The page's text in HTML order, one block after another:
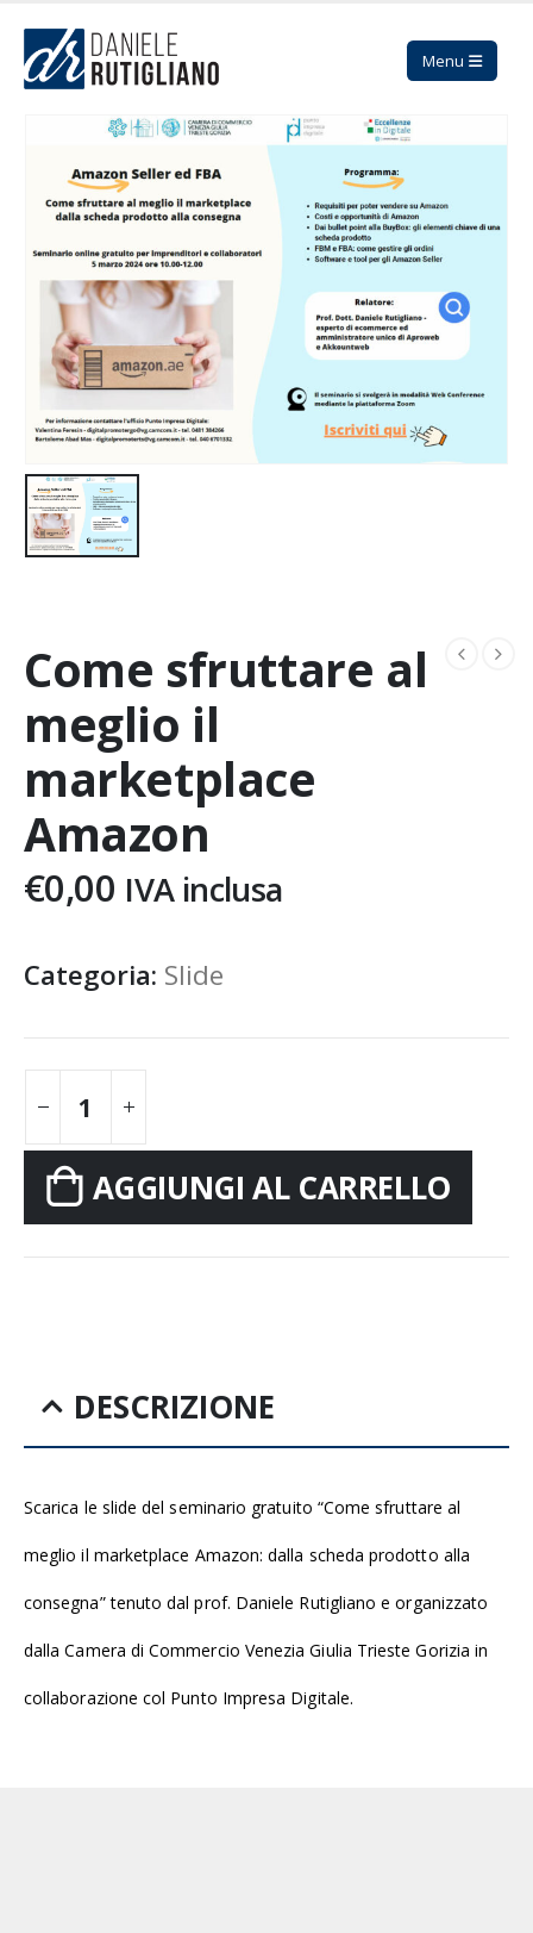
Come sfruttare al
meglio il
marketplace
Amazon
€0,00 IVA inclusa
Categoria: Slide
AGGIUNGI AL CARRELLO
DESCRIZIONE
Scarica le slide del seminario gratuito “Come sfruttare al
meglio il marketplace Amazon: dalla scheda prodotto alla
consegna” tenuto dal prof. Daniele Rutigliano e organizzato
dalla Camera di Commercio Venezia Giulia Trieste Gorizia in
collaborazione col Punto Impresa Digitale.